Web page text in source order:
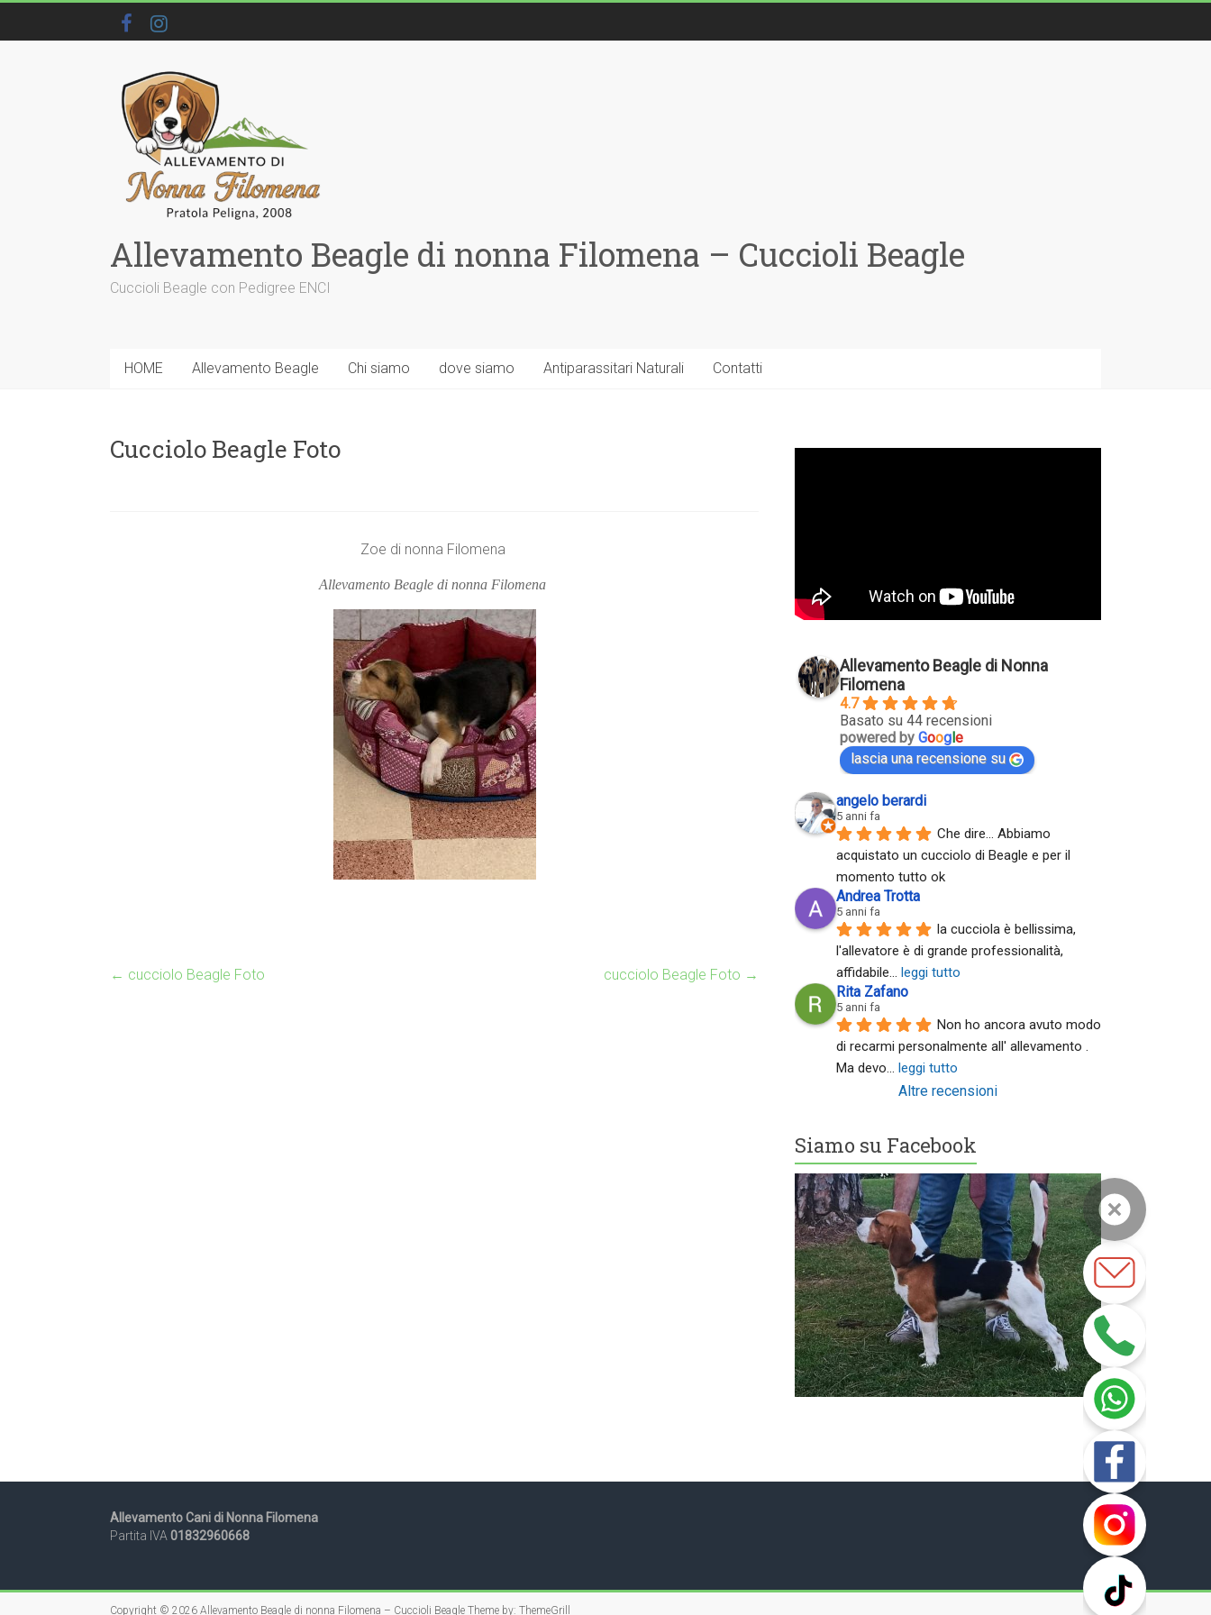
Allevamento Beagle di nonna Filomena – Cuccioli Beagle
Cuccioli Beagle con Pedigree ENCI
HOME Allevamento Beagle Chi siamo dove siamo Antiparassitari Naturali Contatti
Cucciolo Beagle Foto
Zoe di nonna Filomena
Allevamento Beagle di nonna Filomena
← cucciolo Beagle Foto cucciolo Beagle Foto →
Allevamento Beagle di Nonna
Filomena
4.7
Basato su 44 recensioni
powered byGoog le
lascia una recensione su
angelo berardi
5 anni fa
Che dire... Abbiamo
acquistato un cucciolo di Beagle e per il
momento tutto ok
Andrea Trotta
5 anni fa
la cucciola è bellissima,
l'allevatore è di grande professionalità,
affidabile... leggi tutto
Rita Zafano
5 anni fa
Non ho ancora avuto modo
di recarmi personalmente all' allevamento .
Ma devo... leggi tutto
Altre recensioni
Siamo su Facebook
Allevamento Cani di Nonna Filomena
Partita IVA 01832960668
Copyright © 2026 Allevamento Beagle di nonna Filomena – Cuccioli Beagle Theme by: ThemeGrill